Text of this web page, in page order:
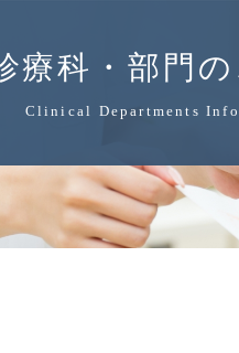
療科・部門
Clinical Departments